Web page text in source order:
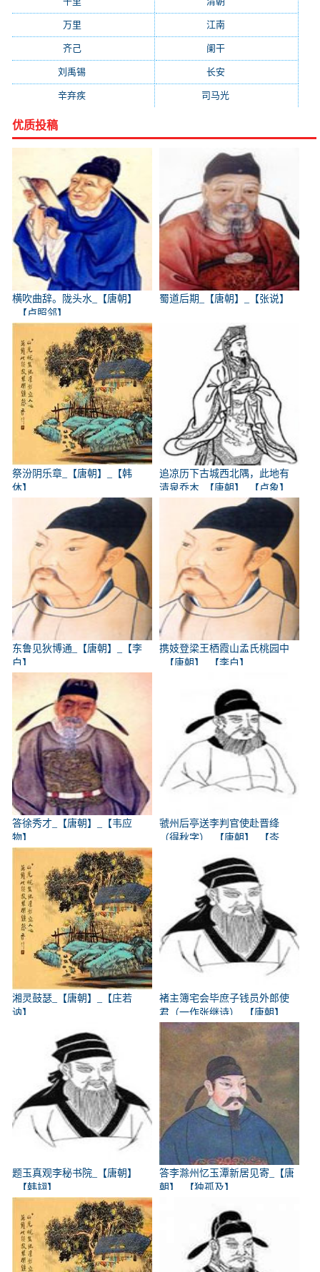
万里 江南(805)
齐己(781) 阑干(723)
刘禹锡 长安(695)
辛弃疾 司马光
优质投稿
横吹曲辞。陇头水_【唐朝】
_【卢照邻】
蜀道后期_【唐朝】_【张说】
祭汾阴乐章_【唐朝】_【韩
休】
追凉历下古城西北隅，此地有
清泉乔木_【唐朝】_【卢象】
东鲁见狄博通_【唐朝】_【李
白】
携妓登梁王栖霞山孟氏桃园中
_【唐朝】_【李白】
答徐秀才_【唐朝】_【韦应
物】
虢州后亭送李判官使赴晋绛
（得秋字）_【唐朝】_【岑
湘灵鼓瑟_【唐朝】_【庄若
讷】
褚主簿宅会毕庶子钱员外郎使
君（一作张继诗）_【唐朝】
_【韩翃】
题玉真观李秘书院_【唐朝】
_【韩翃】
答李滁州忆玉潭新居见寄_【唐
朝】_【独孤及】